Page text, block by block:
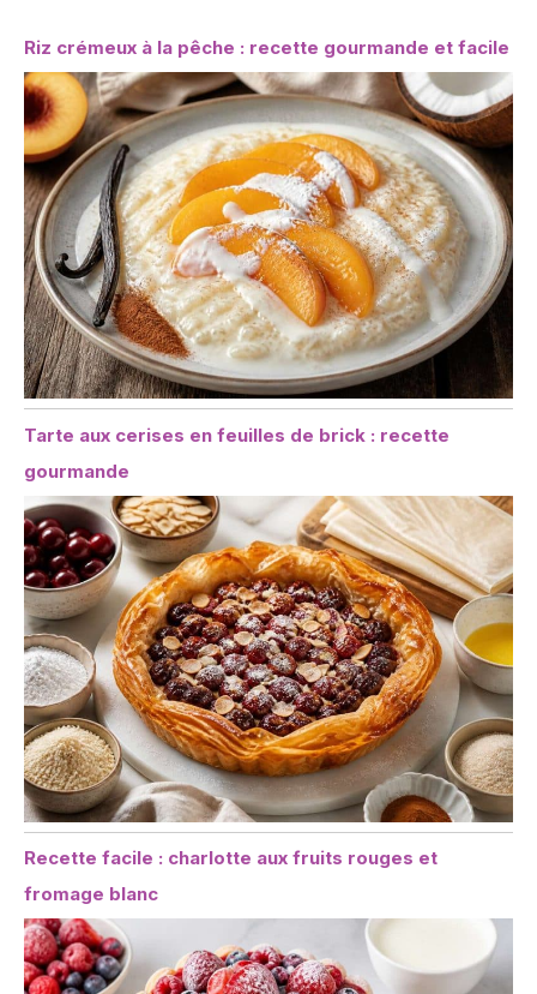
Riz crémeux à la pêche : recette gourmande et facile
Tarte aux cerises en feuilles de brick : recette
gourmande
Recette facile : charlotte aux fruits rouges et
fromage blanc